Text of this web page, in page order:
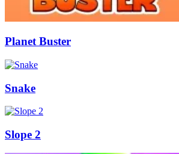
Planet Buster
Snake
Slope 2